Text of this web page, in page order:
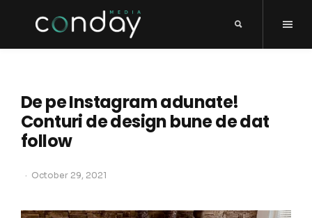
De pe Instagram adunate!
Conturi de design bune de dat
follow
October 29, 2021